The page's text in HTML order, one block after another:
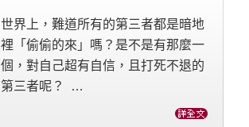
世界上，難道所有的第三者都是暗地
裡「偷偷的來」嗎？是不是有那麼一
個，對自己超有自信，且打死不退的
第三者呢？ …